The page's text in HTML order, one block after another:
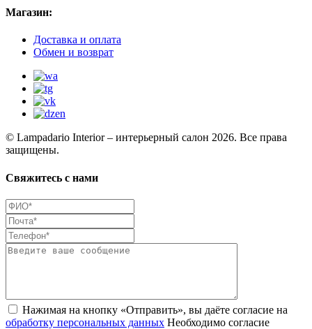
Магазин:
Доставка и оплата
Обмен и возврат
© Lampadario Interior – интерьерный салон 2026. Все права
защищены.
Свяжитесь с нами
Нажимая на кнопку «Отправить», вы даёте согласие на
обработку персональных данных Необходимо согласие